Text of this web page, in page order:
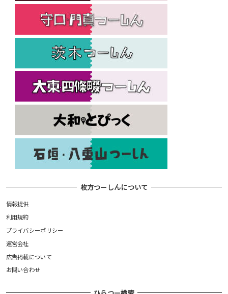
枚方つーしんについて
情報提供
利用規約
プライバシーポリシー
運営会社
広告掲載について
お問い合わせ